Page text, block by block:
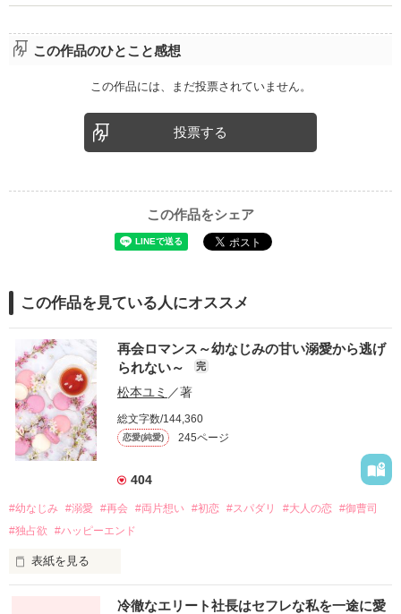
この作品のひとこと感想
この作品には、まだ投票されていません。
投票する
この作品をシェア
この作品を見ている人にオススメ
再会ロマンス～幼なじみの甘い溺愛から逃げ
られない～
完
松本ユミ ／著
総文字数/144,360
恋愛(純愛) 245ページ
404
#幼なじみ #溺愛 #再会 #両片想い #初恋 #スパダリ #大人の恋 #御曹司
#独占欲
#ハッピーエンド
表紙を見る
冷徹なエリート社長はセフレな私を一途に愛